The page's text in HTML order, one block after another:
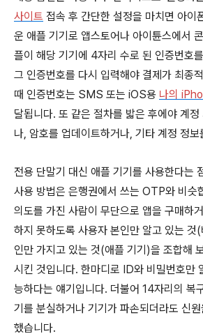
사이트 접속 후 간단한 설정을 마치면 아이
운 애플 기기로 앱스토어나 아이튠스에서
플이 해당 기기에 4자리 수로 된 인증번호
그 인증번호를 다시 입력해야 결제가 최종
때 인증번호는 SMS 또는 iOS용 나의
달됩니다. 또 같은 절차를 밟은 후에야 계
나, 암호를 업데이트하거나, 기타 계정 정
전용 단말기 대신 애플 기기를 사용한다는
사용 방법은 은행권에서 쓰는 OTP와 비슷
의도를 가진 사람이 무단으로 앱을 구매하
하지 못하도록 사용자 본인만 알고 있는 것
인만 가지고 있는 것(애플 기기)을 조합해
시킨 것입니다. 한마디로 ID와 비밀번호만
능하다는 얘기입니다. 더불어 14자리의 복
기를 분실하거나 기기가 파손되더라도 신
했습니다.